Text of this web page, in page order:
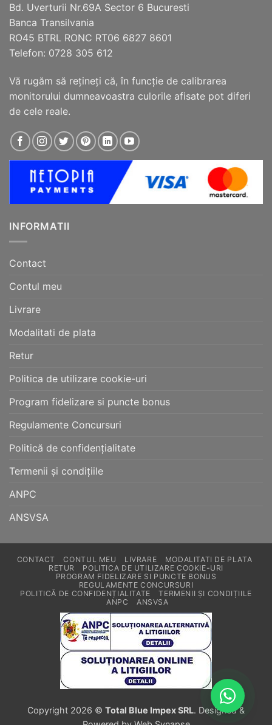
Bd. Uverturii Nr.69A Sector 6 Bucuresti
Banca Transilvania
RO45 BTRL RONC RT06 6827 8601
Telefon: 0728 305 612
Vă rugăm să reţineţi că, în funcţie de calibrarea
monitorului dumneavoastra culorile afisate pot diferi
de cele reale.
INFORMATII
Contact
Contul meu
Livrare
Modalitati de plata
Retur
Politica de utilizare cookie-uri
Program fidelizare si puncte bonus
Regulamente Concursuri
Politică de confidențialitate
Termenii și condițiile
ANPC
ANSVSA
CONTACT CONTUL MEU LIVRARE
MODALITATI DE PLATA
RETUR
POLITICA DE UTILIZARE COOKIE-URI
PROGRAM FIDELIZARE SI PUNCTE BONUS
REGULAMENTE CONCURSURI
POLITICĂ DE CONFIDENȚIALITATE
TERMENII ȘI CONDIȚIILE
ANPC
ANSVSA
Copyright 2026 © Total Blue Impex SRL. Designed &